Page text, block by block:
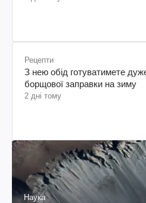
Рецепти
З нею обід готуватимете
борщової заправки на зиму
2 дні тому
Наука